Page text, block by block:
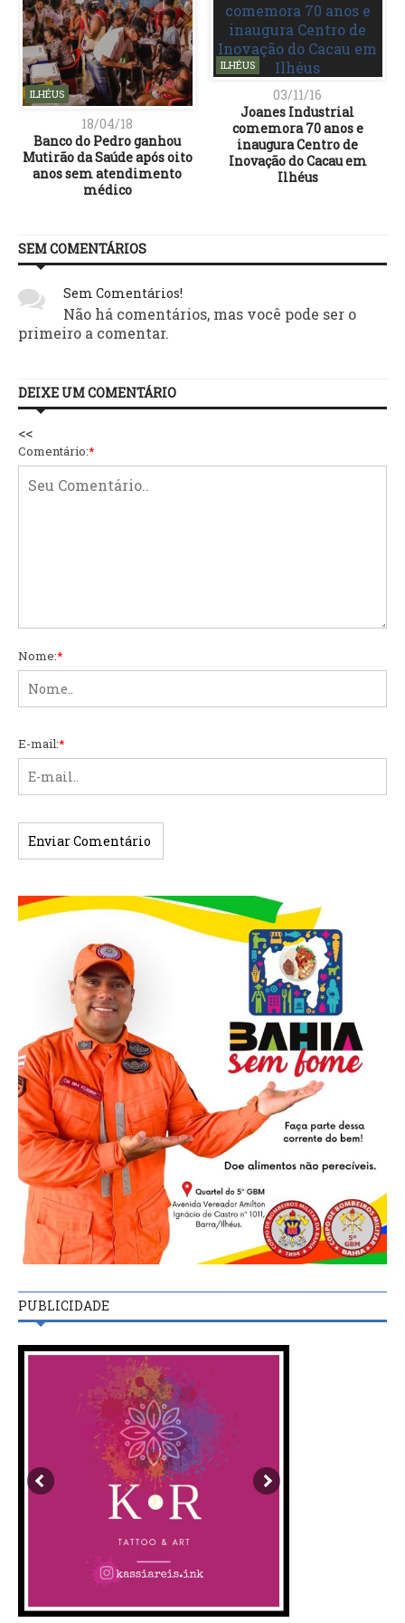
ILHÉUS
18/04/18
Banco do Pedro ganhou
Mutirão da Saúde após oito
anos sem atendimento
médico
ILHÉUS
03/11/16
Joanes Industrial
comemora 70 anos e
inaugura Centro de
Inovação do Cacau em
Ilhéus
SEM COMENTÁRIOS
Sem Comentários!
Não há comentários, mas você pode ser o
primeiro a comentar.
DEIXE UM COMENTÁRIO
<<
Comentário:*
Nome:*
E-mail:*
PUBLICIDADE